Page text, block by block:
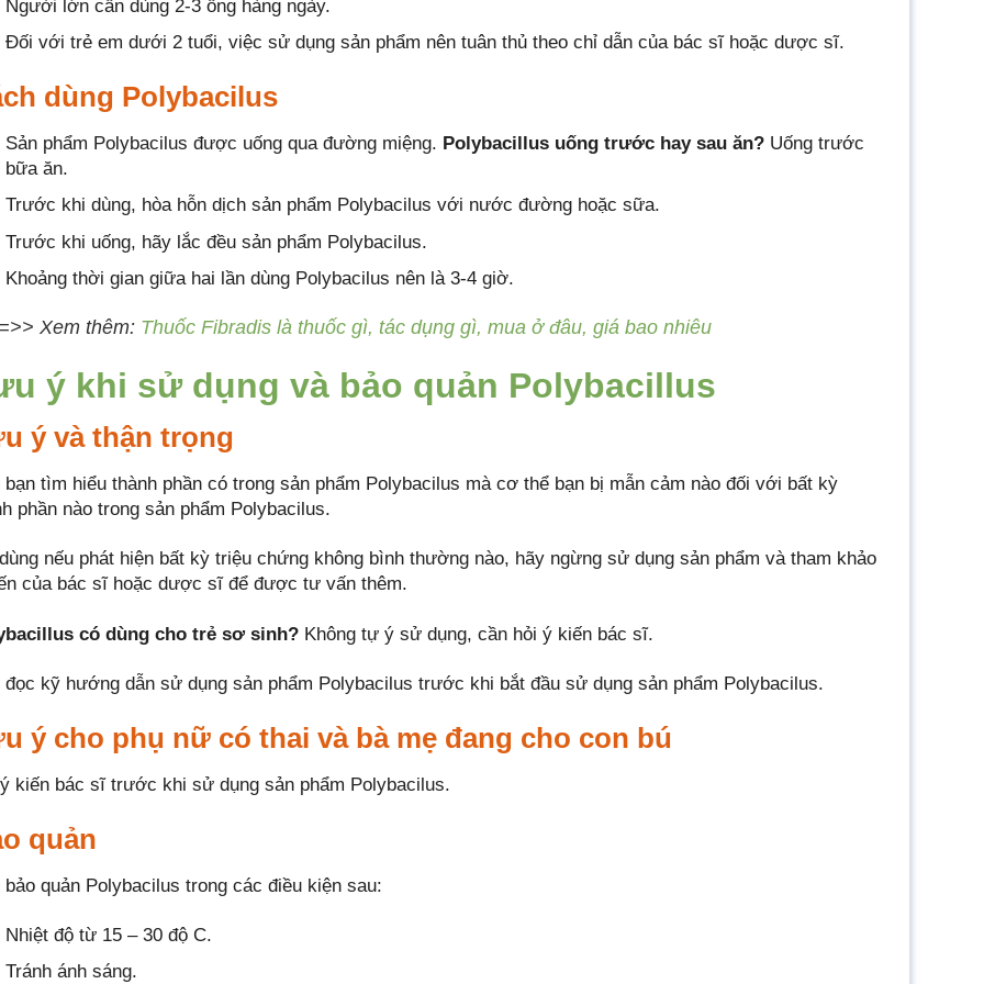
Người lớn cần dùng 2-3 ống hàng ngày.
Đối với trẻ em dưới 2 tuổi, việc sử dụng sản phẩm nên tuân thủ theo chỉ dẫn của bác sĩ hoặc dược sĩ.
dùng Polybacilus
Sản phẩm Polybacilus được uống qua đường miệng. Polybacillus uống trước hay sau ăn? Uống trước
bữa ăn.
Trước khi dùng, hòa hỗn dịch sản phẩm Polybacilus với nước đường hoặc sữa.
Trước khi uống, hãy lắc đều sản phẩm Polybacilus.
Khoảng thời gian giữa hai lần dùng Polybacilus nên là 3-4 giờ.
Xem thêm: Thuốc Fibradis là thuốc gì, tác dụng gì, mua ở đâu, giá bao nhiêu
ý khi sử dụng và bảo quản Polybacillus
ý và thận trọng
bạn tìm hiểu thành phần có trong sản phẩm Polybacilus mà cơ thể bạn bị mẫn cảm nào đối với bất kỳ
phần nào trong sản phẩm Polybacilus.
nếu phát hiện bất kỳ triệu chứng không bình thường nào, hãy ngừng sử dụng sản phẩm và tham khảo
của bác sĩ hoặc dược sĩ để được tư vấn thêm.
có dùng cho trẻ sơ sinh? Không tự ý sử dụng, cần hỏi ý kiến bác sĩ.
đọc kỹ hướng dẫn sử dụng sản phẩm Polybacilus trước khi bắt đầu sử dụng sản phẩm Polybacilus.
ý cho phụ nữ có thai và bà mẹ đang cho con bú
kiến bác sĩ trước khi sử dụng sản phẩm Polybacilus.
quản
bảo quản Polybacilus trong các điều kiện sau:
Nhiệt độ từ 15 – 30 độ C.
Tránh ánh sáng.